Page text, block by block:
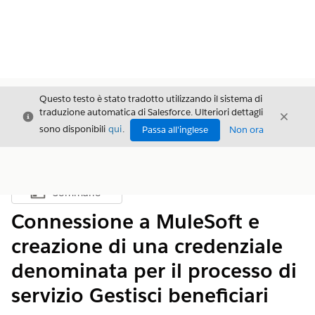
Chiudi
Questo testo è stato tradotto utilizzando il sistema di
traduzione automatica di Salesforce. Ulteriori dettagli
sono disponibili qui. Passa all'inglese Non ora
Chiudi
Mostra sommario
Sommario
Connessione a MuleSoft e
creazione di una credenziale
denominata per il processo di
servizio Gestisci beneficiari